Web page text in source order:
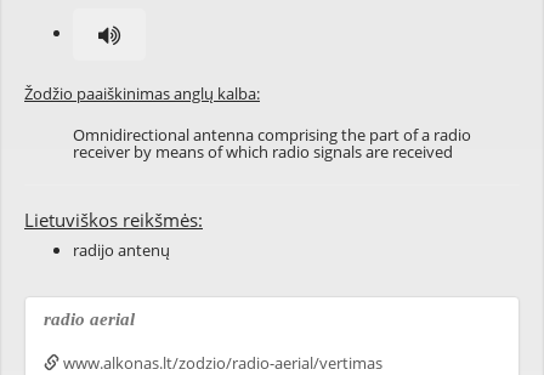
Žodžio paaiškinimas anglų kalba:
Omnidirectional antenna comprising the part of a radio
receiver by means of which radio signals are received
Lietuviškos reikšmės:
radijo antenų
radio aerial
www.alkonas.lt/zodzio/radio-aerial/vertimas